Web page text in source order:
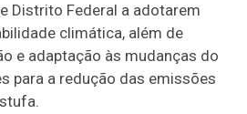
Distrito Federal a adotarem
climática, além de
e adaptação às mudanças do
para a redução das emissões